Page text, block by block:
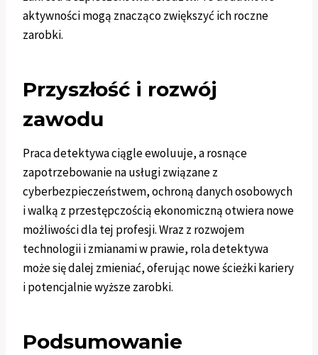
aktywności mogą znacząco zwiększyć ich roczne
zarobki.
Przyszłość i rozwój
zawodu
Praca detektywa ciągle ewoluuje, a rosnące
zapotrzebowanie na usługi związane z
cyberbezpieczeństwem, ochroną danych osobowych
i walką z przestępczością ekonomiczną otwiera nowe
możliwości dla tej profesji. Wraz z rozwojem
technologii i zmianami w prawie, rola detektywa
może się dalej zmieniać, oferując nowe ścieżki kariery
i potencjalnie wyższe zarobki.
Podsumowanie